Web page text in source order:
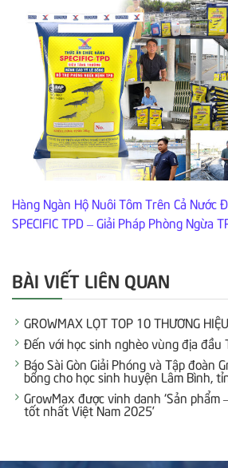
Hàng Ngàn Hộ Nuôi Tôm Trên Cả Nước
SPECIFIC TPD – Giải Pháp Phòng Ngừa
BÀI VIẾT LIÊN QUAN
GROWMAX LỌT TOP 10 THƯƠNG
Đến với học sinh nghèo vùng địa đầu
Báo Sài Gòn Giải Phóng và Tập đoàn
bổng cho học sinh huyện Lâm Bình,
GrowMax được vinh danh ‘Sản phẩm
tốt nhất Việt Nam 2025’